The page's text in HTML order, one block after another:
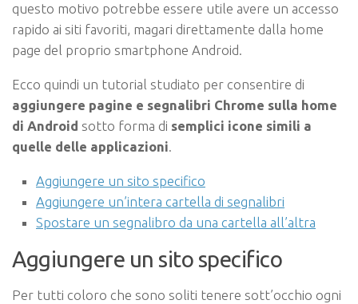
questo motivo potrebbe essere utile avere un accesso
rapido ai siti favoriti, magari direttamente dalla home
page del proprio smartphone Android.
Ecco quindi un tutorial studiato per consentire di
aggiungere pagine e segnalibri Chrome sulla home
di Android sotto forma di semplici icone simili a
quelle delle applicazioni.
Aggiungere un sito specifico
Aggiungere un’intera cartella di segnalibri
Spostare un segnalibro da una cartella all’altra
Aggiungere un sito specifico
Per tutti coloro che sono soliti tenere sott’occhio ogni